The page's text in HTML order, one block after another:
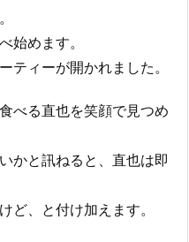
始めます。
ティーが開かれました。
べる直也を笑顔で見つめ
かと訊ねると、直也は即
ど、と付け加えます。